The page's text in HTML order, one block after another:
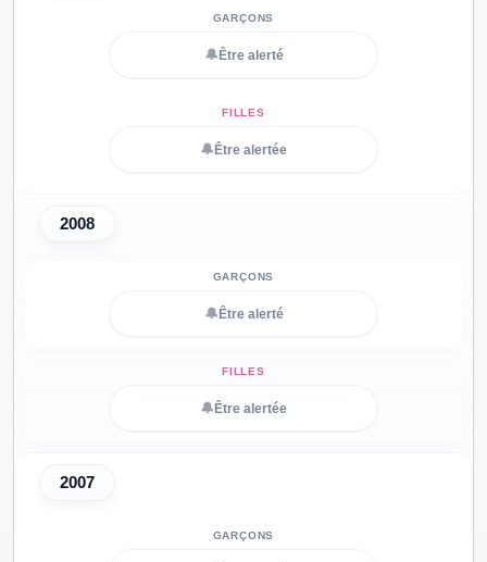
🔔 Être alerté
🔔 Être alertée
2008
🔔 Être alerté
🔔 Être alertée
2007